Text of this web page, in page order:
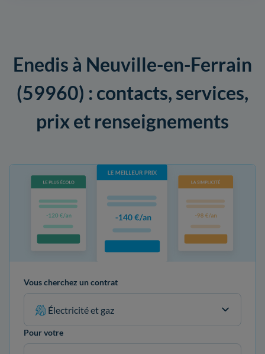
Enedis à Neuville-en-Ferrain
(59960) : contacts, services,
prix et renseignements
Vous cherchez un contrat
Électricité et gaz
Pour votre